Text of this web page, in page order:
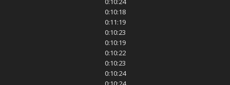
0:10:18
0:11:19
0:10:23
0:10:19
0:10:22
0:10:23
0:10:24